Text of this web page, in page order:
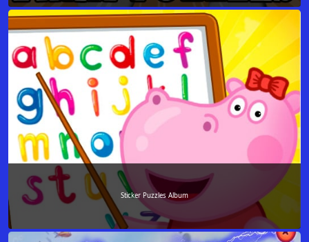
Sticker Puzzles Album